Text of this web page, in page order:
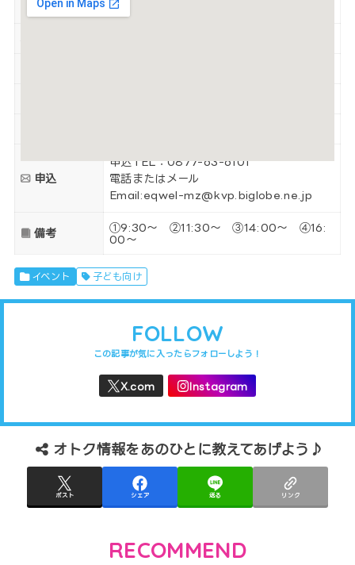
参加費 2,750円
申込
申込TEL：0877-63-6101
電話またはメール
Email:eqwel-mz@kvp.biglobe.ne.jp
備考
①9:30～ ②11:30～ ③14:00～ ④16:
00～
イベント 子ども向け
FOLLOW
オトク情報をあのひとに教えてあげよう♪
ポスト シェア 送る リンク
RECOMMEND